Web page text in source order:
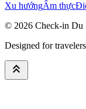
Xu hướngẨm thực
© 2026 Check-in Du
Designed for travelers
keyboard_double_arrow_up